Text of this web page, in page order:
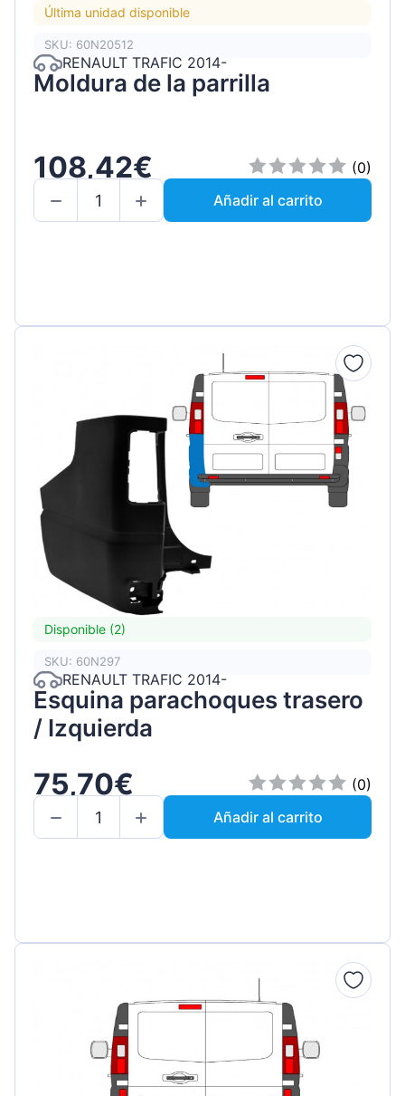
Última unidad disponible
SKU: 60N20512
RENAULT TRAFIC 2014-
Moldura de la parrilla
108,42€
(0)
Añadir al carrito
Disponible (2)
SKU: 60N297
RENAULT TRAFIC 2014-
Esquina parachoques trasero
/ Izquierda
75,70€
(0)
Añadir al carrito